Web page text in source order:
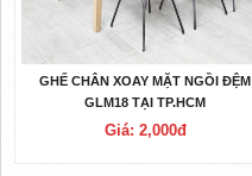
GHẾ CHÂN XOAY MẶT NGỒI ĐỆM
GLM18 TẠI TP.HCM
Giá: 2,000đ